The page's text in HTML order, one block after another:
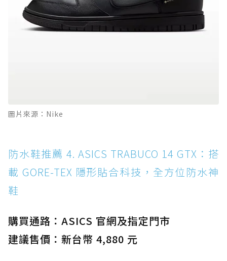
圖片來源：Nike
防水鞋推薦 4. ASICS TRABUCO 14 GTX：搭
載 GORE-TEX 隱形貼合科技，全方位防水神
鞋
購買通路：ASICS 官網及指定門市
建議售價：新台幣 4,880 元